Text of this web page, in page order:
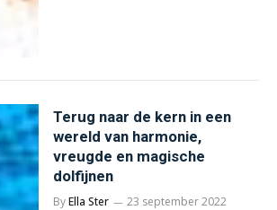
Terug naar de kern in een
wereld van harmonie,
vreugde en magische
dolfijnen
ByElla Ster 23 september 2022